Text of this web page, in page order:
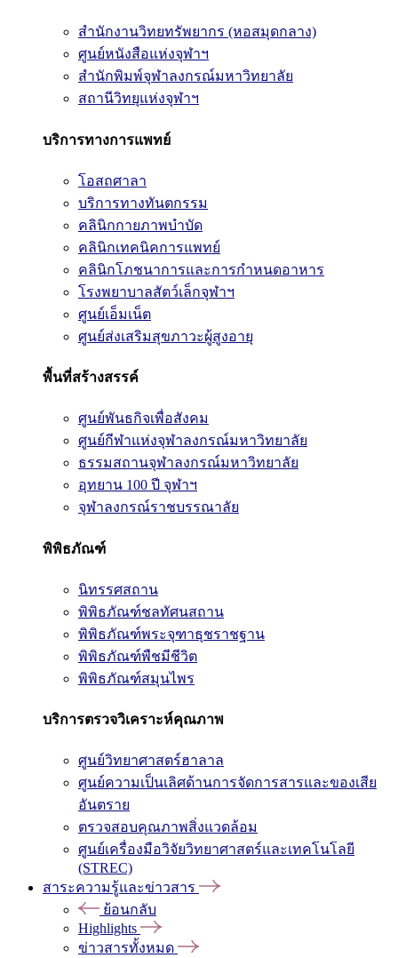
สำนักงานวิทยทรัพยากร (หอสมุดกลาง)
ศูนย์หนังสือแห่งจุฬาฯ
สำนักพิมพ์จุฬาลงกรณ์มหาวิทยาลัย
สถานีวิทยุแห่งจุฬาฯ
บริการทางการแพทย์
โอสถศาลา
บริการทางทันตกรรม
คลินิกกายภาพบำบัด
คลินิกเทคนิคการแพทย์
คลินิกโภชนาการและการกำหนดอาหาร
โรงพยาบาลสัตว์เล็กจุฬาฯ
ศูนย์เอ็มเน็ต
ศูนย์ส่งเสริมสุขภาวะผู้สูงอายุ
พื้นที่สร้างสรรค์
ศูนย์พันธกิจเพื่อสังคม
ศูนย์กีฬาแห่งจุฬาลงกรณ์มหาวิทยาลัย
ธรรมสถานจุฬาลงกรณ์มหาวิทยาลัย
อุทยาน 100 ปี จุฬาฯ
จุฬาลงกรณ์ราชบรรณาลัย
พิพิธภัณฑ์
นิทรรศสถาน
พิพิธภัณฑ์ชลทัศนสถาน
พิพิธภัณฑ์พระจุฑาธุชราชฐาน
พิพิธภัณฑ์พืชมีชีวิต
พิพิธภัณฑ์สมุนไพร
บริการตรวจวิเคราะห์คุณภาพ
ศูนย์วิทยาศาสตร์ฮาลาล
ศูนย์ความเป็นเลิศด้านการจัดการสารและของเสีย
อันตราย
ตรวจสอบคุณภาพสิ่งแวดล้อม
ศูนย์เครื่องมือวิจัยวิทยาศาสตร์และเทคโนโลยี
(STREC)
สาระความรู้และข่าวสาร
ย้อนกลับ
Highlights
ข่าวสารทั้งหมด